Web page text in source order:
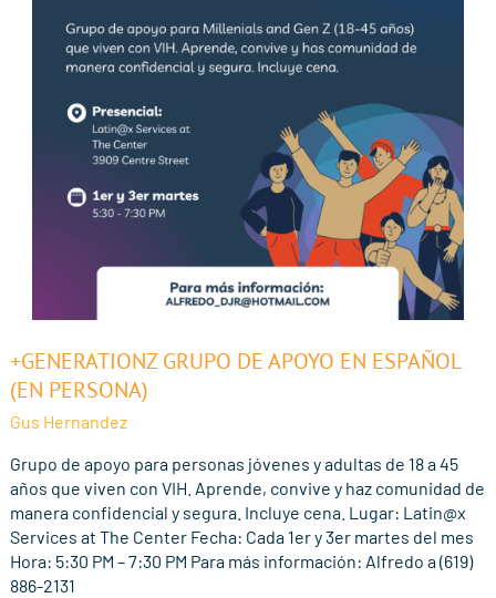
+GENERATIONZ GRUPO DE APOYO EN ESPAÑOL
(EN PERSONA)
Gus Hernandez
Grupo de apoyo para personas jóvenes y adultas de 18 a 45
años que viven con VIH. Aprende, convive y haz comunidad de
manera confidencial y segura. Incluye cena. Lugar: Latin@x
Services at The Center Fecha: Cada 1er y 3er martes del mes
Hora: 5:30 PM – 7:30 PM Para más información: Alfredo a (619)
886-2131
+GenerationZ
Grupo
de
Apoyo
En
Español
Persona)